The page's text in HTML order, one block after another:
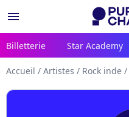
menu
Billetterie Star Academy
Accueil / Artistes / Rock inde /